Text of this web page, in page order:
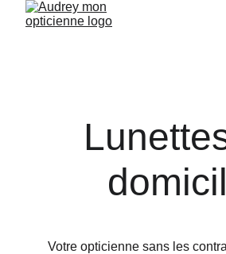
Votre opticienne sans les